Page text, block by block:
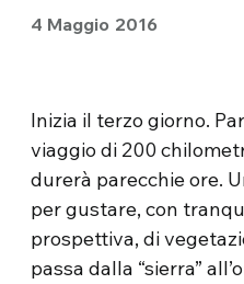
4 Maggio 2016
Inizia il terzo giorno.
viaggio di 200
durerà parecchie ore.
per gustare, con
prospettiva, di
passa dalla “sierra”